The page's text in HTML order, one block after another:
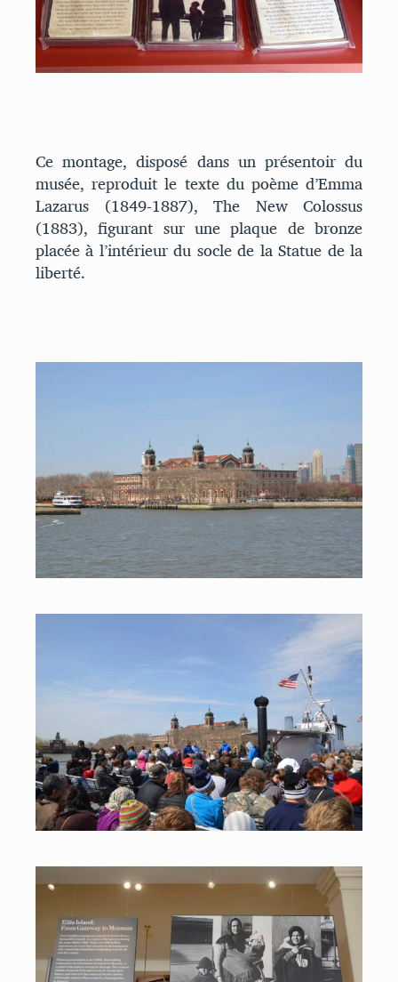
Ce montage, disposé dans un présentoir du
musée, reproduit le texte du poème d’Emma
Lazarus (1849-1887), The New Colossus
(1883), figurant sur une plaque de bronze
placée à l’intérieur du socle de la Statue de la
liberté.